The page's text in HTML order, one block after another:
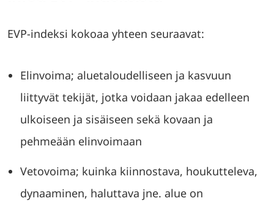
EVP-indeksi kokoaa yhteen seuraavat:
Elinvoima; aluetaloudelliseen ja kasvuun
liittyvät tekijät, jotka voidaan jakaa edelleen
ulkoiseen ja sisäiseen sekä kovaan ja
pehmeään elinvoimaan
Vetovoima; kuinka kiinnostava, houkutteleva,
dynaaminen, haluttava jne. alue on